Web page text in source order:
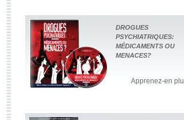
DROGUES
PSYCHIATRIQUES:
MÉDICAMENTS OU
MENACES?
Apprenez-en